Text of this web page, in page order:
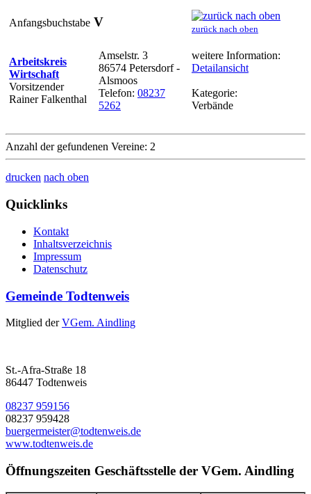
Anfangsbuchstabe V zurück nach oben
Arbeitskreis
Wirtschaft
Vorsitzender
Rainer Falkenthal
Amselstr. 3
86574 Petersdorf -
Alsmoos
Telefon: 08237
5262
weitere Information:
Detailansicht
Kategorie:
Verbände
Anzahl der gefundenen Vereine: 2
drucken nach oben
Quicklinks
Kontakt
Inhaltsverzeichnis
Impressum
Datenschutz
Gemeinde Todtenweis
Mitglied derVGem. Aindling
St.-Afra-Straße 18
86447 Todtenweis
08237 959156
08237 959428
buergermeister@todtenweis.de
www.todtenweis.de
Öffnungszeiten Geschäftsstelle der VGem. Aindling